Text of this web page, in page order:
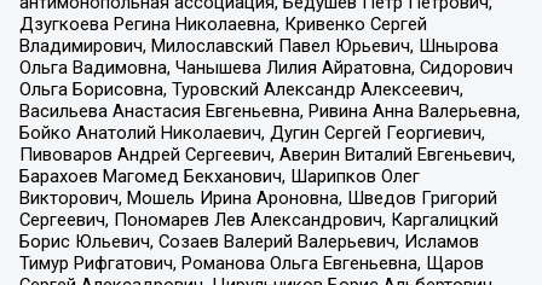
Дзугкоева Регина Николаевна, Кривенко Сергей
Владимирович, Милославский Павел Юрьевич, Шнырова
Ольга Вадимовна, Чанышева Лилия Айратовна, Сидорович
Ольга Борисовна, Туровский Александр Алексеевич,
Васильева Анастасия Евгеньевна, Ривина Анна Валерьевна,
Бойко Анатолий Николаевич, Дугин Сергей Георгиевич,
Пивоваров Андрей Сергеевич, Аверин Виталий Евгеньевич,
Барахоев Магомед Бекханович, Шарипков Олег
Викторович, Мошель Ирина Ароновна, Шведов Григорий
Сергеевич, Пономарев Лев Александрович, Каргалицкий
Борис Юльевич, Созаев Валерий Валерьевич, Исламов
Тимур Рифгатович, Романова Ольга Евгеньевна, Щаров